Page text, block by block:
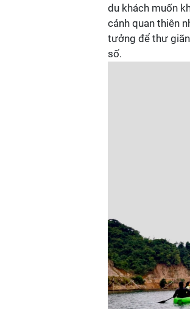
du khách muốn
cảnh quan thiên
tưởng để thư
số.